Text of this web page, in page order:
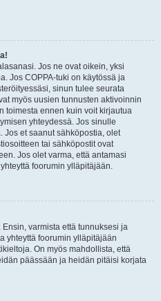
Jos ne ovat oikein, yksi
Jos COPPA-tuki on käytössä ja
sinun tulee seurata
myös uusien tunnusten aktivoinnin
toimesta ennen kuin voit kirjautua
yhteydessä. Jos sinulle
Jos et saanut sähköpostia, olet
tai sähköpostit ovat
Jos olet varma, että antamasi
foorumin ylläpitäjään.
varmista että tunnuksesi ja
yhteyttä foorumin ylläpitäjään
On myös mahdollista, että
päässään ja heidän pitäisi korjata